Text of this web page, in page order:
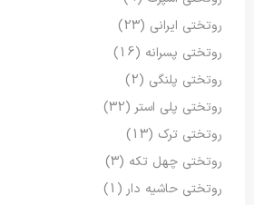
روتختی ایرانی (23)
روتختی پسرانه (16)
روتختی پلنگی (2)
روتختی پلی استر (32)
روتختی ترک (13)
روتختی چهل تکه (3)
روتختی حاشیه دار (1)